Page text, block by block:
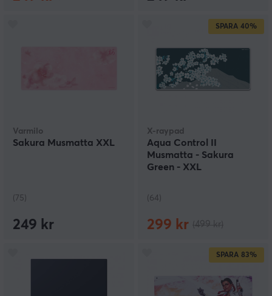
Varmilo
Sakura Musmatta XXL
(75)
249 kr
SPARA 40%
X-raypad
Aqua Control II
Musmatta - Sakura
Green - XXL
(64)
299 kr
SPARA 83%